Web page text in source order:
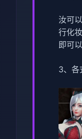
汝可
行化
即可
3、各